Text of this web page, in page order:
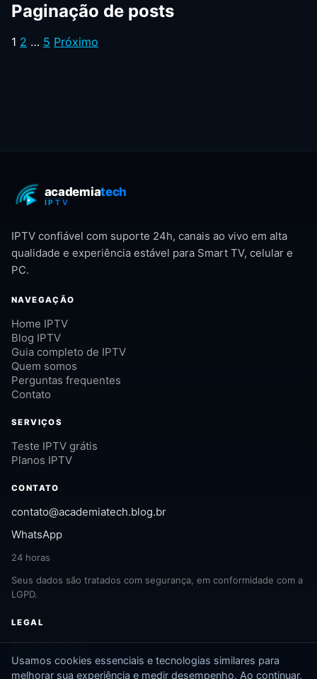
Paginação de posts
1 2 … 5 Próximo
IPTV confiável com suporte 24h, canais ao vivo em alta
qualidade e experiência estável para Smart TV, celular e
PC.
NAVEGAÇÃO
Home IPTV
Blog IPTV
Guia completo de IPTV
Quem somos
Perguntas frequentes
Contato
SERVIÇOS
Teste IPTV grátis
Planos IPTV
CONTATO
contato@academiatech.blog.br
WhatsApp
24 horas
Seus dados são tratados com segurança, em conformidade com a
LGPD.
LEGAL
Termos de uso
Política de privacidade
LGPD
Usamos cookies essenciais e tecnologias similares para
melhorar sua experiência e medir desempenho. Ao continuar,